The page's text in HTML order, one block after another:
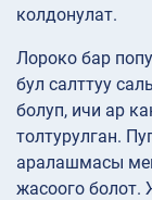
колдонулат.
Лороко бар
бул салттуу
болуп, ичи ар
толтурулган.
аралашмасы
жасоого болот.